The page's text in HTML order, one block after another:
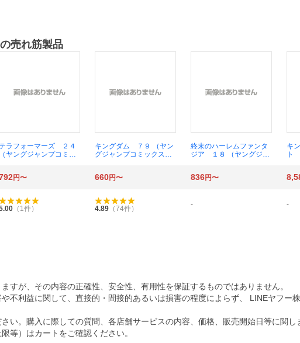
の売れ筋製品
ラフォーマーズ ２４
（ヤングジャンプコミッ
キングダム ７９ （ヤン
グジャンプコミックス）
終末のハーレムファンタ
ジア １８ （ヤングジャ
漫画
キ
ト
円〜 660円〜 836円〜
（ 1件） 4.89 （74件） - -
すが、その内容の正確性、安全性、有用性を保証するものではありません。
不利益に関して、直接的・間接的あるいは損害の程度によらず、 LINEヤフー
い。購入に際しての質問、各店舗サービスの内容、価格、販売開始日等に関し
等）はカートをご確認ください。